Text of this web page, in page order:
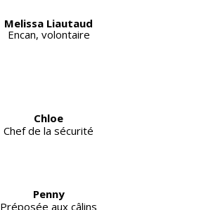
Melissa Liautaud
Encan, volontaire
Chloe
Chef de la sécurité
Penny
Préposée aux câlins